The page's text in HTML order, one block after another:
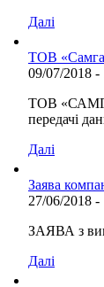
Далі
ТОВ
09/07/2018 -
ТОВ
передачі
Далі
Заява
27/06/2018 -
ЗАЯВА з
Далі